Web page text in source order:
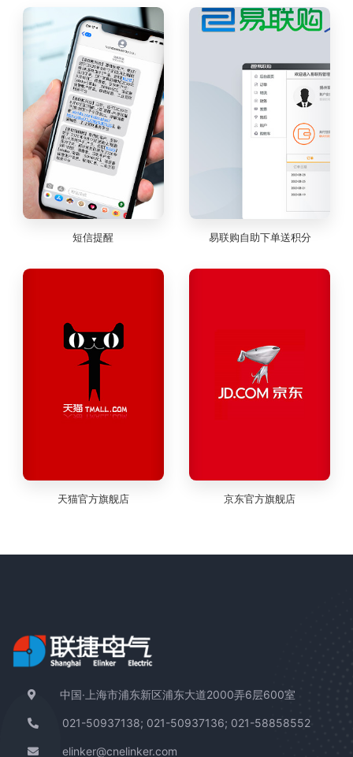
短信提醒 易联购自助下单送积分
天猫官方旗舰店 京东官方旗舰店
中国·上海市浦东新区浦东大道2000弄6层600室
021-50937138; 021-50937136; 021-58858552
elinker@cnelinker.com